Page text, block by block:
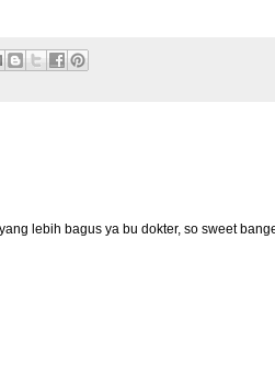
lebih bagus ya bu dokter, so sweet